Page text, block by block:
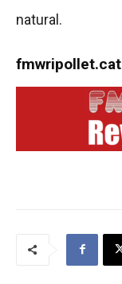
natural.
fmwripollet.cat